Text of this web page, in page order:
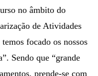
no âmbito do
de Atividades
focado os nossos
Sendo que “grande
prende-se com